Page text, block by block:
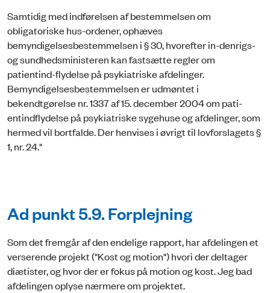
Samtidig med indførelsen af bestemmelsen om
obligatoriske hus-ordener, ophæves
bemyndigelsesbestemmelsen i § 30, hvorefter in-denrigs-
og sundhedsministeren kan fastsætte regler om
patientind-flydelse på psykiatriske afdelinger.
Bemyndigelsesbestemmelsen er udmøntet i
bekendtgørelse nr. 1337 af 15. december 2004 om pati-
entindflydelse på psykiatriske sygehuse og afdelinger, som
hermed vil bortfalde. Der henvises i øvrigt til lovforslagets §
1, nr. 24."
Ad punkt 5.9. Forplejning
Som det fremgår af den endelige rapport, har afdelingen et
verserende projekt ("Kost og motion") hvori der deltager
diætister, og hvor der er fokus på motion og kost. Jeg bad
afdelingen oplyse nærmere om projektet.